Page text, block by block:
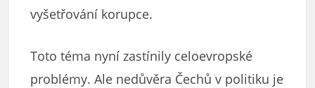
vyšetřování korupce.
Toto téma nyní zastínily celoevropské
problémy. Ale nedůvěra Čechů v politiku je